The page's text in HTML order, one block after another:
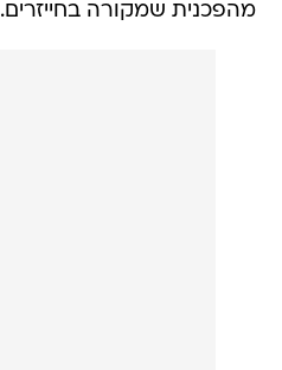
מהפכנית שמקורה בחייזרים.